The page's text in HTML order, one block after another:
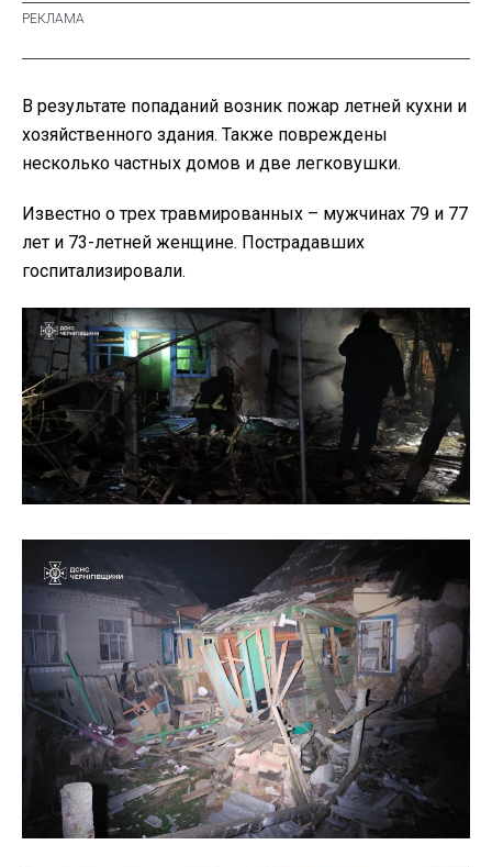
В результате попаданий возник пожар летней кухни и
хозяйственного здания. Также повреждены
несколько частных домов и две легковушки.
Известно о трех травмированных – мужчинах 79 и 77
лет и 73-летней женщине. Пострадавших
госпитализировали.